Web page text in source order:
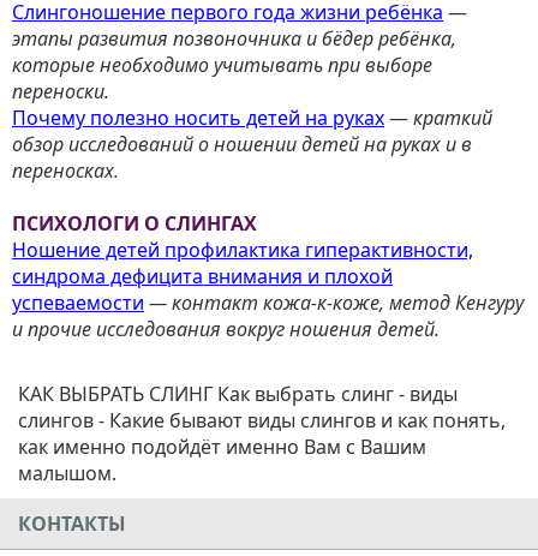
Слингоношение первого года жизни ребёнка —
этапы развития позвоночника и бёдер ребёнка,
которые необходимо учитывать при выборе
переноски.
Почему полезно носить детей на руках—краткий
обзор исследований о ношении детей на руках и в
переносках.
ПСИХОЛОГИ О СЛИНГАХ
Ношение детей профилактика гиперактивности,
синдрома дефицита внимания и плохой
успеваемости — контакт кожа-к-коже, метод Кенгуру
и прочие исследования вокруг ношения детей.
КАК ВЫБРАТЬ СЛИНГ Как выбрать слинг - виды
слингов - Какие бывают виды слингов и как понять,
как именно подойдёт именно Вам с Вашим
малышом.
КОНТАКТЫ